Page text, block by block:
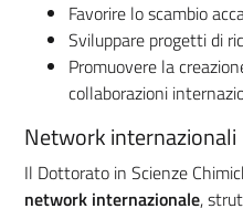
Favorire lo scambio
Sviluppare progetti di
Promuovere la
collaborazioni
Network internazionali
Il Dottorato in Scienze
network internazionale,